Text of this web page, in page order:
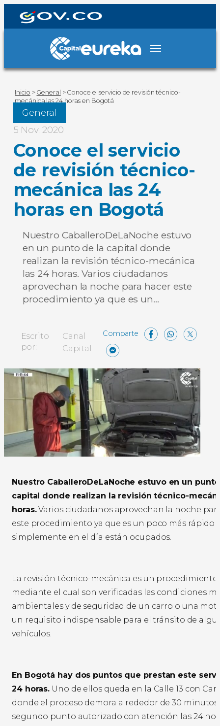
Inicio > General > Conoce el servicio de revisión técnico-
mecánica las 24 horas en Bogotá
General
5 Nov. 2020
Conoce el servicio
de revisión técnico-
mecánica las 24
horas en Bogotá
Nuestro CaballeroDeLaNoche estuvo
en un punto de la capital donde
realizan la revisión técnico-mecánica
las 24 horas. Varios ciudadanos
aprovechan la noche para hacer este
procedimiento ya que es un…
Escrito
por:
Canal
Capital
Nuestro CaballeroDeLaNoche estuvo en un
capital donde realizan la revisión técnico-
horas.Varios ciudadanos aprovechan la noche
este procedimiento ya que es un poco más rápido
simplemente en el día están ocupados.
La revisión técnico-mecánica es un procedimiento
mediante el cual son verificadas las condiciones
ambientales y de seguridad de un carro o una
un requisito indispensable para el tránsito de
vehículos.
En Bogotá hay dos puntos que prestan este
24 horas. Uno de ellos queda en la Calle 13 con
donde el proceso demora alrededor de 30
segundo punto autorizado con atención las 24